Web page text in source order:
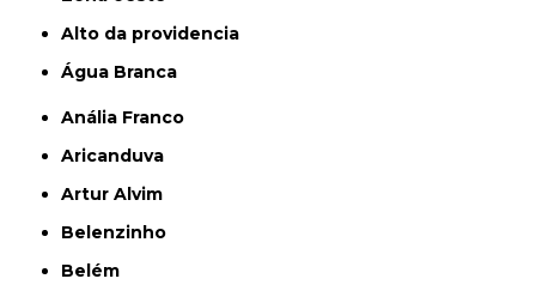
alto da providencia
Água Branca
Anália Franco
Aricanduva
Artur Alvim
Belenzinho
Belém